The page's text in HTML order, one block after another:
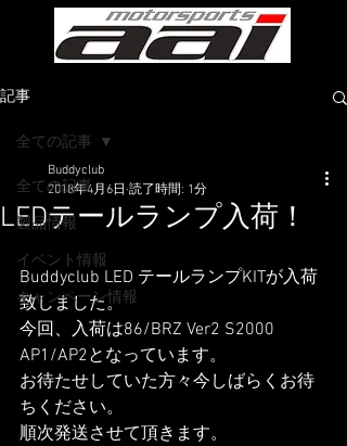
記事
全ての記事
製品情報
イベント情報
キャンペーン情報
全ての記事
LEDテールランプ入荷！
Buddyclub
2018年4月6日 読了時間: 1分
Buddyclub LED テールランプKITが入荷
致しました。
今回、入荷は86/BRZ Ver2 S2000
AP1/AP2となっています。
お待たせしていた方々今しばらくお待
ちください。
順次発送させて頂きます。